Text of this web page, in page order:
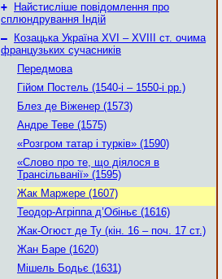
+
Найстисліше повідомлення про
сплюндрування Індій
–
Козацька Україна ХVІ – ХVІІІ ст. очима
французьких сучасників
Передмова
Гійом Постель (1540-і – 1550-і рр.)
Блез де Віженер (1573)
Андре Теве (1575)
«Розгром татар і турків» (1590)
«Слово про те, що діялося в
Трансільванії» (1595)
Жак Маржере (1607)
Теодор-Агріппа д’Обіньє (1616)
Жак-Огюст де Ту (кін. 16 – поч. 17 ст.)
Жан Баре (1620)
Мішель Бодьє (1631)